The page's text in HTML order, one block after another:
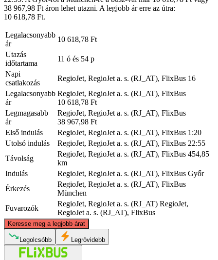
38 967,98 Ft áron lehet utazni. A legjobb ár erre az útra:
10 618,78 Ft.
Legalacsonyabb
ár
10 618,78 Ft
Utazás
időtartama
11 ó és 54 p
Napi
csatlakozás
RegioJet, RegioJet a. s. (RJ_AT), FlixBus 16
Legalacsonyabb
ár
RegioJet, RegioJet a. s. (RJ_AT), FlixBus
10 618,78 Ft
Legmagasabb
ár
RegioJet, RegioJet a. s. (RJ_AT), FlixBus
38 967,98 Ft
Első indulás
RegioJet, RegioJet a. s. (RJ_AT), FlixBus 1:20
Utolsó indulás
RegioJet, RegioJet a. s. (RJ_AT), FlixBus 22:55
Távolság
RegioJet, RegioJet a. s. (RJ_AT), FlixBus 454,85
km
Indulás
RegioJet, RegioJet a. s. (RJ_AT), FlixBus Győr
Érkezés
RegioJet, RegioJet a. s. (RJ_AT), FlixBus
München
Fuvarozók
RegioJet, RegioJet a. s. (RJ_AT) RegioJet,
RegioJet a. s. (RJ_AT), FlixBus
Keresse meg a legjobb árat
©CARTO, ©OpenStreetMap
Legolcsóbb Legrövidebb